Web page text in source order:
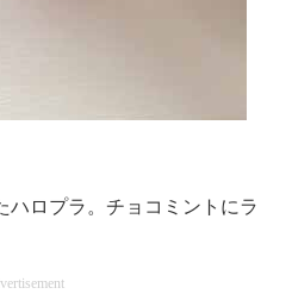
ハロプラ。チョコミントにラ